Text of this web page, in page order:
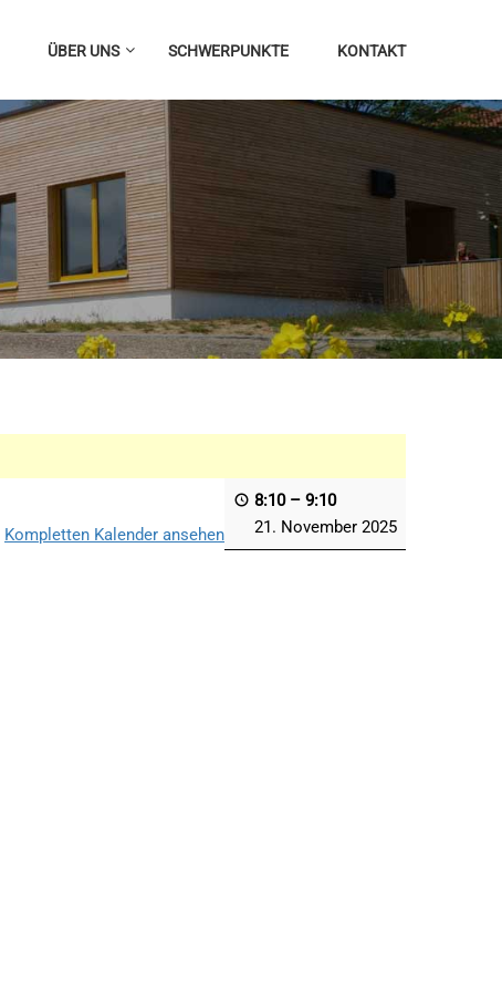
ÜBER UNS SCHWERPUNKTE KONTAKT
8:10 – 9:10
21. November 2025
Kompletten Kalender ansehen